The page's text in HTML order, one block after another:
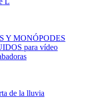
Y MONÓPODES
para vídeo
de la lluvia